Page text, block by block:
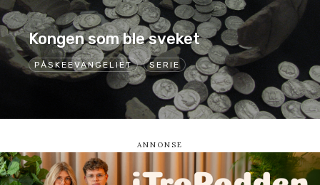
PÅSKEEVANGELIET SERIE
Kongen som ble sveket